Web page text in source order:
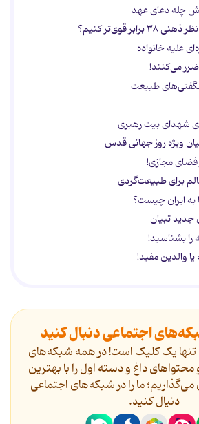
چله دعای عهد
قوی‌تر کنیم؟
ضرر می‌کنند!
طبیعت
شهدای بیت رهبری
ویژه روز جهانی قدس
مجازی!
به ایران چیست؟
جدید تبیان
را بشناسید!
والدین مفید!
اجتماعی دنبال کنید
تنها یک کلیک است! در همه شبکه‌های
داغ و دسته اول را با بهترین
می‌گذاریم؛ ما را در شبکه‌های اجتماعی
دنیال کنید.